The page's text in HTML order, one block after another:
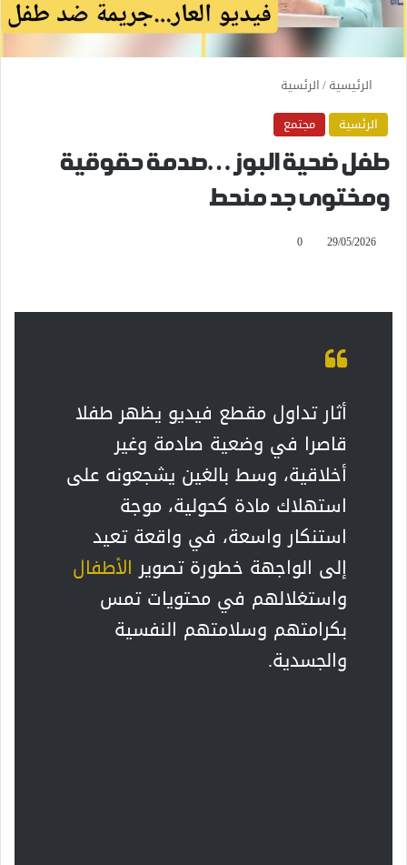
الرئيسية/الرئسية
الرئسية
مجتمع
طفل ضحية البوز…صدمة حقوقية
ومختوى جد منحط
29/05/2026
0
أثار تداول مقطع فيديو يظهر طفلا
قاصرا في وضعية صادمة وغير
أخلاقية، وسط بالغين يشجعونه على
استهلاك مادة كحولية، موجة
استنكار واسعة، في واقعة تعيد
إلى الواجهة خطورة تصوير الأطفال
واستغلالهم في محتويات تمس
بكرامتهم وسلامتهم النفسية
والجسدية.